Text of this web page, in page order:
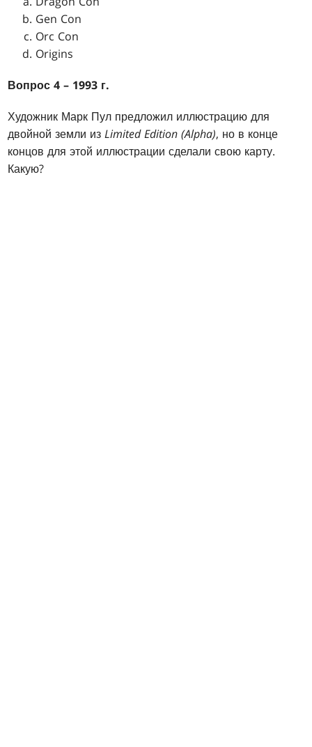
Gen Con
Orc Con
Origins
Вопрос 4 – 1993 г.
Художник Марк Пул предложил иллюстрацию для
двойной земли изLimited Edition (Alpha), но в конце
концов для этой иллюстрации сделали свою карту.
Какую?